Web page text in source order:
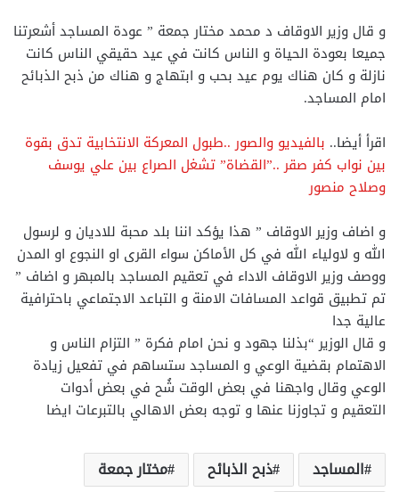
و قال وزير الاوقاف د محمد مختار جمعة ” عودة المساجد أشعرتنا
جميعا بعودة الحياة و الناس كانت في عيد حقيقي الناس كانت
نازلة و كان هناك يوم عيد بحب و ابتهاج و هناك من ذبح الذبائح
امام المساجد.
اقرأ أيضا.. بالفيديو والصور ..طبول المعركة الانتخابية تدق بقوة
بين نواب كفر صقر ..”القضاة” تشغل الصراع بين علي يوسف
وصلاح منصور
و اضاف وزير الاوقاف ” هذا يؤكد اننا بلد محبة للاديان و لرسول
الله و لاولياء الله في كل الأماكن سواء القرى او النجوع او المدن
ووصف وزير الاوقاف الاداء في تعقيم المساجد بالمبهر و اضاف ”
تم تطبيق قواعد المسافات الامنة و التباعد الاجتماعي باحترافية
عالية جدا
و قال الوزير “بذلنا جهود و نحن امام فكرة ” التزام الناس و
الاهتمام بقضية الوعي و المساجد ستساهم في تفعيل زيادة
الوعي وقال واجهنا في بعض الوقت شُح في بعض أدوات
التعقيم و تجاوزنا عنها و توجه بعض الاهالي بالتبرعات ايضا
المساجد ذبح الذبائح
مختار جمعة